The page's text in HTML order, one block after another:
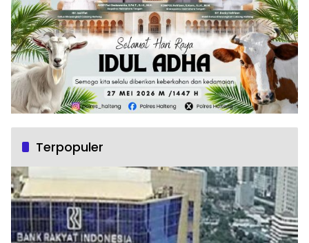
Terpopuler